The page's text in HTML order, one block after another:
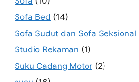
Sofa Bed (14)
Sofa Sudut dan Sofa Seksional
Studio Rekaman (1)
Suku Cadang Motor (2)